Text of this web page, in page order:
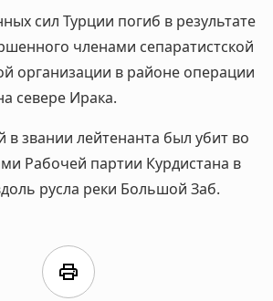
сил Турции погиб в результате
членами сепаратистской
организации в районе операции
севере Ирака.
звании лейтенанта был убит во
Рабочей партии Курдистана в
русла реки Большой Заб.
print